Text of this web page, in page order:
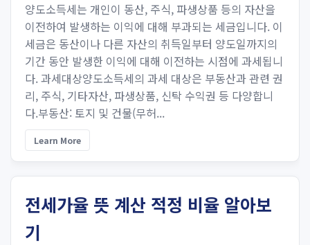
양도소득세는 개인이 동산, 주식, 파생상품 등의 자산을
이전하여 발생하는 이익에 대해 부과되는 세금입니다. 이
세금은 동산이나 다른 자산의 취득일부터 양도일까지의
기간 동안 발생한 이익에 대해 이전하는 시점에 과세됩니
다. 과세대상양도소득세의 과세 대상은 부동산과 관련 권
리, 주식, 기타자산, 파생상품, 신탁 수익권 등 다양합니
다.부동산: 토지 및 건물(무허...
Learn More
전세가율 뜻 계산 적정 비율 알아보
기